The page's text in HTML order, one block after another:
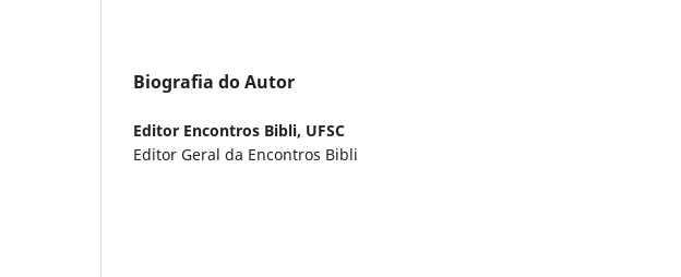
Biografia do Autor
Editor Encontros Bibli, UFSC
Editor Geral da Encontros Bibli